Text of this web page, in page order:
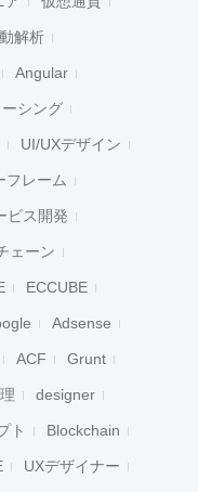
解析
Angular
シング
UI/UXデザイン
フレーム
ビス開発
ェーン
ECCUBE
Adsense
ACF Grunt
designer
ト Blockchain
UXデザイナー